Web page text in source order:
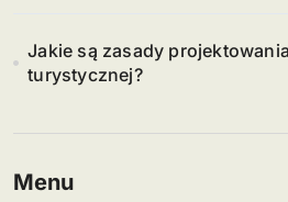
Jakie są zasady
turystycznej?
Menu